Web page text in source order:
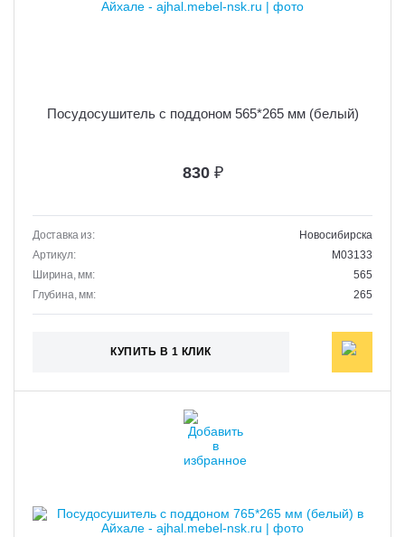
Посудосушитель с поддоном 565*265 мм (белый)
830 ₽
Доставка из:
Новосибирска
Артикул:
M03133
Ширина, мм:
565
Глубина, мм:
265
КУПИТЬ В 1 КЛИК